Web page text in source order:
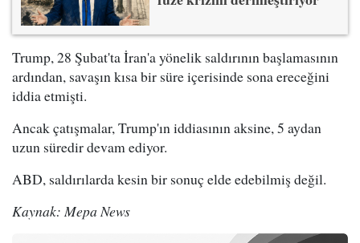
Trump, 28 Şubat'ta İran'a yönelik saldırının başlamasının
ardından, savaşın kısa bir süre içerisinde sona ereceğini
iddia etmişti.
Ancak çatışmalar, Trump'ın iddiasının aksine, 5 aydan
uzun süredir devam ediyor.
ABD, saldırılarda kesin bir sonuç elde edebilmiş değil.
Kaynak: Mepa News